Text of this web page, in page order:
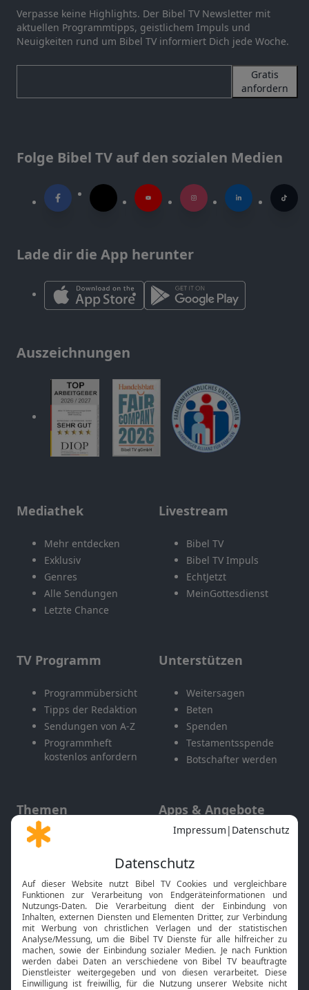
Verpasse keine Highlights. Der Bibel TV Newsletter mit
aktuellen Programmtipps, geistlichem Impuls und
Neuigkeiten rund um Bibel TV informiert Dich jede Woche.
Gratis
anfordern
Folge Bibel TV auf den sozialen Medien
Lade dir die App herunter
Auszeichnungen
Mediathek
Mehr entdecken
Exklusiv
Genres
Alle Sendungen
Letzte Chance
Livestream
Bibel TV
Bibel TV Impuls
EchtJetzt
MeinGottesdienst
TV Programm
Programmübersicht
Tipps der Redaktion
Sendungen von A-Z
Programmheft
kostenlos anfordern
Unterstützen
Weitersagen
Beten
Spenden
Testamentsspende
Botschafter werden
Themen
Gott und Bibel erklärt
Neuigkeiten
Apps & Angebote
Mobile App
Smart TV
HbbTV
Bibelthek Online-Bibel
Nächster Gottesdienst